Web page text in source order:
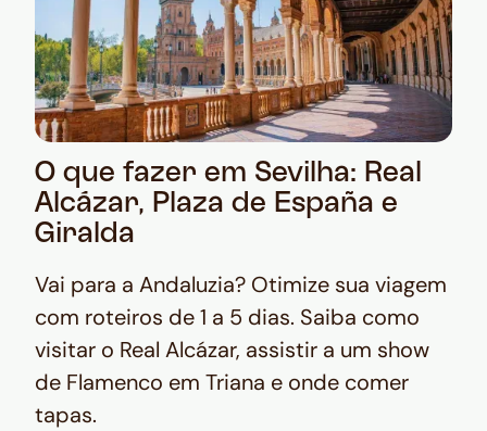
O que fazer em Sevilha: Real
Alcázar, Plaza de España e
Giralda
Vai para a Andaluzia? Otimize sua viagem
com roteiros de 1 a 5 dias. Saiba como
visitar o Real Alcázar, assistir a um show
de Flamenco em Triana e onde comer
tapas.